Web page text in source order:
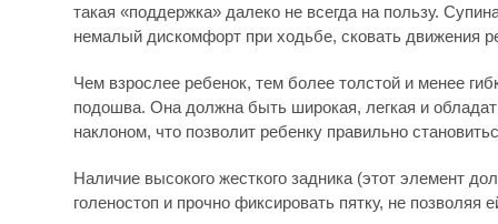
такая «поддержка» далеко не всегда на пользу.
немалый дискомфорт при ходьбе, сковать движения
Чем взрослее ребенок, тем более толстой и менее
подошва. Она должна быть широкая, легкая и
наклоном, что позволит ребенку правильно
Наличие высокого жесткого задника (этот элемент
голеностоп и прочно фиксировать пятку, не позволяя